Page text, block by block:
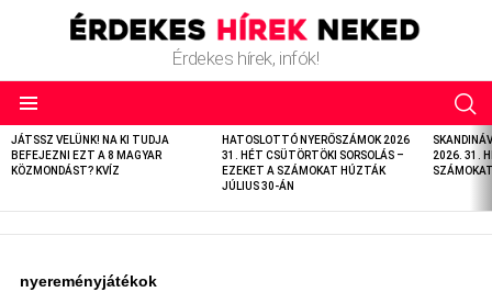
Érdekes hírek, infók!
LATEST
STORIES
JÁTSSZ VELÜNK! NA KI TUDJA
BEFEJEZNI EZT A 8 MAGYAR
KÖZMONDÁST? KVÍZ
HATOSLOTTÓ NYERŐSZÁMOK 2026
31. HÉT CSÜTÖRTÖKI SORSOLÁS –
EZEKET A SZÁMOKAT HÚZTÁK
JÚLIUS 30-ÁN
2026. 31.
nyereményjátékok